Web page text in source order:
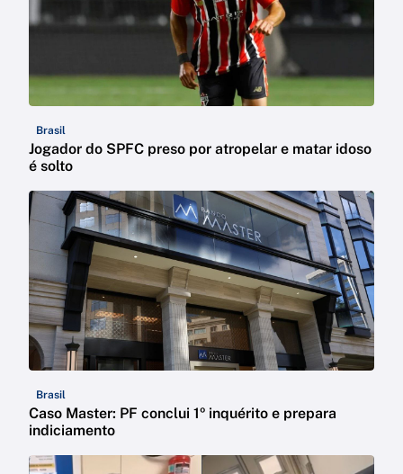
Brasil
Jogador do SPFC preso por atropelar e matar idoso
é solto
Brasil
Caso Master: PF conclui 1º inquérito e prepara
indiciamento